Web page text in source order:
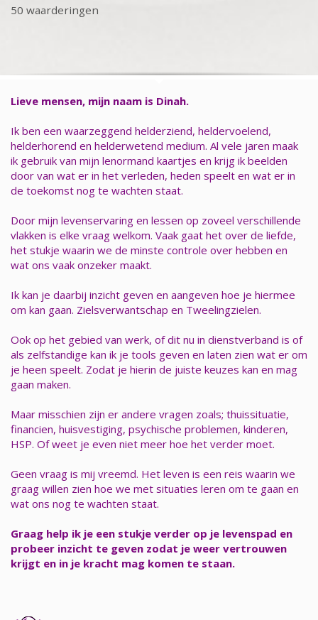
50 waarderingen
Lieve mensen, mijn naam is Dinah.
Ik ben een waarzeggend helderziend, heldervoelend,
helderhorend en helderwetend medium. Al vele jaren maak
ik gebruik van mijn lenormand kaartjes en krijg ik beelden
door van wat er in het verleden, heden speelt en wat er in
de toekomst nog te wachten staat.
Door mijn levenservaring en lessen op zoveel verschillende
vlakken is elke vraag welkom. Vaak gaat het over de liefde,
het stukje waarin we de minste controle over hebben en
wat ons vaak onzeker maakt.
Ik kan je daarbij inzicht geven en aangeven hoe je hiermee
om kan gaan. Zielsverwantschap en Tweelingzielen.
Ook op het gebied van werk, of dit nu in dienstverband is of
als zelfstandige kan ik je tools geven en laten zien wat er om
je heen speelt. Zodat je hierin de juiste keuzes kan en mag
gaan maken.
Maar misschien zijn er andere vragen zoals; thuissituatie,
financien, huisvestiging, psychische problemen, kinderen,
HSP. Of weet je even niet meer hoe het verder moet.
Geen vraag is mij vreemd. Het leven is een reis waarin we
graag willen zien hoe we met situaties leren om te gaan en
wat ons nog te wachten staat.
Graag help ik je een stukje verder op je levenspad en
probeer inzicht te geven zodat je weer vertrouwen
krijgt en in je kracht mag komen te staan.